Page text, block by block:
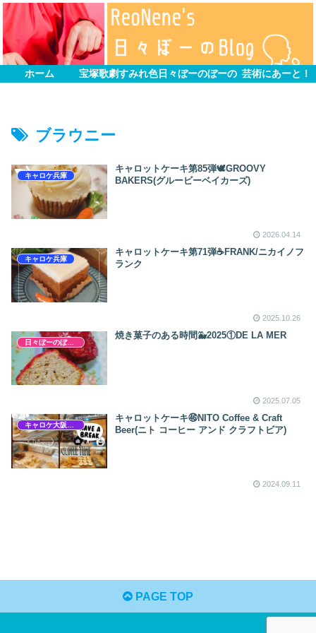
ホーム 宝塚歌劇すみれ色日々ぼーのぼーの 芸術にあーと！
ブラウニー
キャロケ兵庫
‎キャロットケーキ第85弾🕊‎GROOVY
BAKERS(グルービーベイカーズ)
2026.04.14
キャロケ兵庫
キャロットケーキ第71弾☕FRANK/ニカイノフ
ランク
2025.10.26
日々ぼーのぼーの
焼き菓子のある時間🐳2025①DE LA MER
2025.07.05
キャロケ大阪梅田
キャロットケーキ㊻NITO Coffee & Craft
Beer(ニト コーヒー アンド クラフトビア)
2024.09.11
PAGE TOP